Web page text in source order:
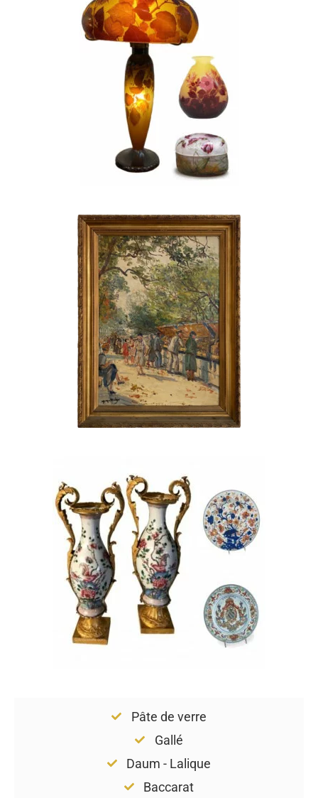
Pâte de verre
Gallé
Daum - Lalique
Baccarat